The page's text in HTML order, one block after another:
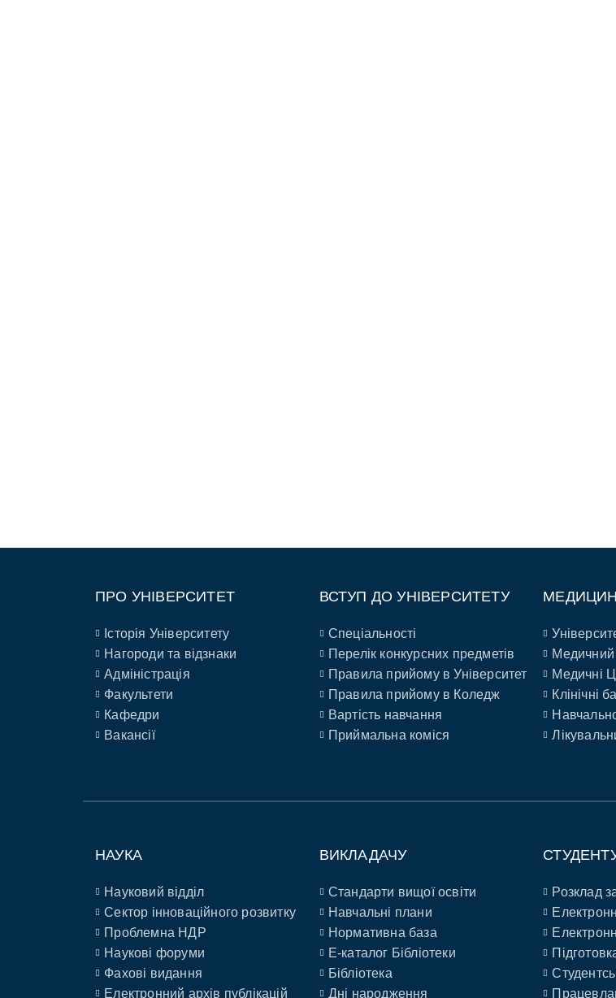
ПРО УНІВЕРСИТЕТ
Історія Університету
Нагороди та відзнаки
Адміністрація
Факультети
Кафедри
Вакансії
ВСТУП ДО УНІВЕРСИТЕТУ
Спеціальності
Перелік конкурсних предметів
Правила прийому в Університет
Правила прийому в Коледж
Вартість навчання
Приймальна коміся
Медичний
Медичні
Клінічні
НАУКА
Науковий відділ
Сектор інноваційного розвитку
Проблемна НДР
Наукові форуми
Фахові видання
Електронний архів публікацій
ВИКЛАДАЧУ
Стандарти вищої освіти
Навчальні плани
Нормативна база
E-каталог Бібліотеки
Бібліотека
Дні народження
Розклад